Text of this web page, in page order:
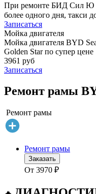
При ремонте БИД Сил Ю
более одного дня, такси
Записаться
Мойка двигателя
Мойка двигателя BYD
Golden Star по супер цене
3961 руб
Записаться
Ремонт рамы
Ремонт рамы
Ремонт рамы
Заказать
От 3970 ₽